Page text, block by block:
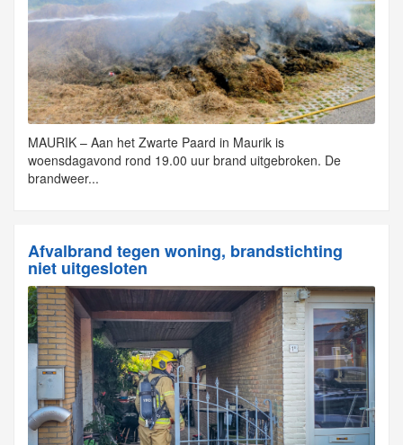
MAURIK – Aan het Zwarte Paard in Maurik is
woensdagavond rond 19.00 uur brand uitgebroken. De
brandweer...
Afvalbrand tegen woning, brandstichting
niet uitgesloten